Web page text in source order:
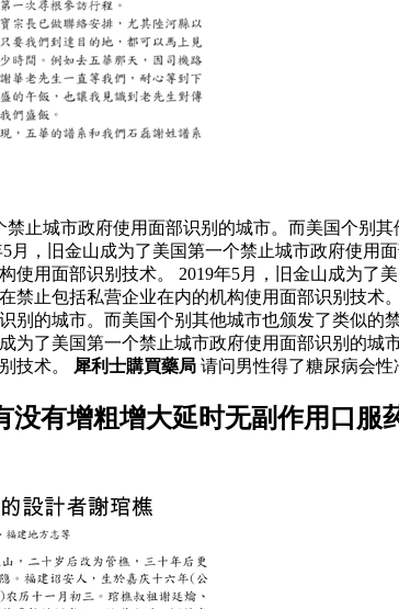
禁止城市政府使用面部识别的城市。而美国个别
月，旧金山成为了美国第一个禁止城市政府使
使用面部识别技术。 2019年5月，旧金山成为
禁止包括私营企业在内的机构使用面部识别技术。
别的城市。而美国个别其他城市也颁发了类似
为了美国第一个禁止城市政府使用面部识别的城
技术。
犀利士購買藥局 请问男性得了糖尿病会
没有增粗增大延时无副作用口服